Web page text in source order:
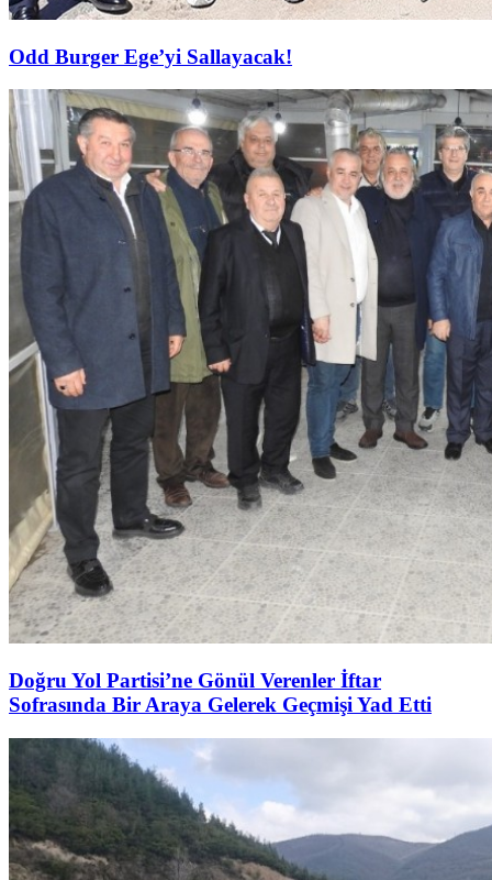
Odd Burger Ege’yi Sallayacak!
Doğru Yol Partisi’ne Gönül Verenler İftar
Sofrasında Bir Araya Gelerek Geçmişi Yad Etti